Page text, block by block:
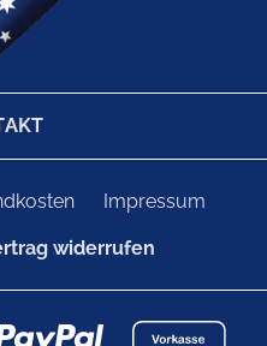
Impressum
widerrufen